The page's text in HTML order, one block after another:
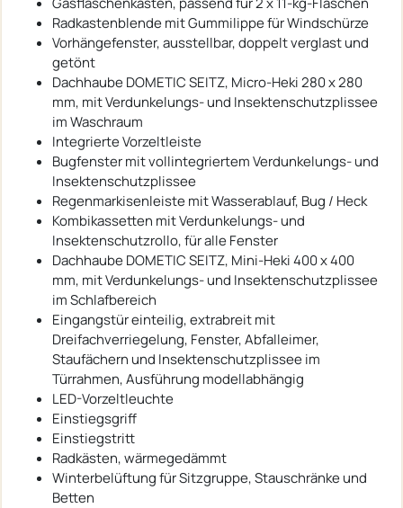
Radkastenblende mit Gummilippe für Windschürze
Vorhängefenster, ausstellbar, doppelt verglast und
getönt
Dachhaube DOMETIC SEITZ, Micro-Heki 280 x 280
mm, mit Verdunkelungs- und Insektenschutzplissee
im Waschraum
Integrierte Vorzeltleiste
Bugfenster mit vollintegriertem Verdunkelungs- und
Insektenschutzplissee
Regenmarkisenleiste mit Wasserablauf, Bug / Heck
Kombikassetten mit Verdunkelungs- und
Insektenschutzrollo, für alle Fenster
Dachhaube DOMETIC SEITZ, Mini-Heki 400 x 400
mm, mit Verdunkelungs- und Insektenschutzplissee
im Schlafbereich
Eingangstür einteilig, extrabreit mit
Dreifachverriegelung, Fenster, Abfalleimer,
Staufächern und Insektenschutzplissee im
Türrahmen, Ausführung modellabhängig
LED-Vorzeltleuchte
Einstiegsgriff
Einstiegstritt
Radkästen, wärmegedämmt
Winterbelüftung für Sitzgruppe, Stauschränke und
Betten